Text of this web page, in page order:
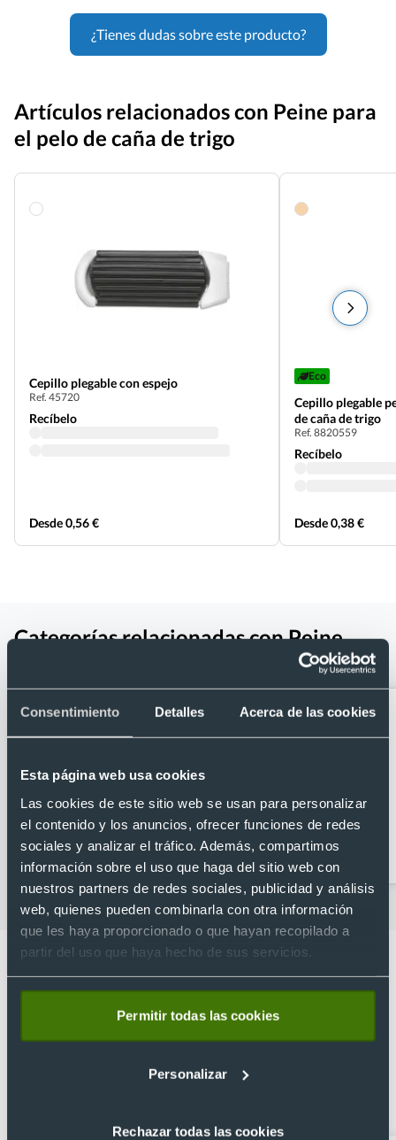
Consentimiento Detalles Acerca de las cookies
Esta página web usa cookies
Las cookies de este sitio web se usan para personalizar
el contenido y los anuncios, ofrecer funciones de redes
sociales y analizar el tráfico. Además, compartimos
información sobre el uso que haga del sitio web con
nuestros partners de redes sociales, publicidad y análisis
web, quienes pueden combinarla con otra información
que les haya proporcionado o que hayan recopilado a
partir del uso que haya hecho de sus servicios.
Permitir todas las cookies
Personalizar
Rechazar todas las cookies
¿Tienes dudas sobre este producto?
Artículos relacionados con Peine para
el pelo de caña de trigo
Cepillo plegable con espejo
Ref. 45720
Recíbelo
Desde 0,56 €
Eco
Cepillo plegable
de caña de trigo
Ref. 8820559
Recíbelo
Desde 0,38 €
Categorías relacionadas con Peine
Abridores
personalizados
Artículos para la cocina